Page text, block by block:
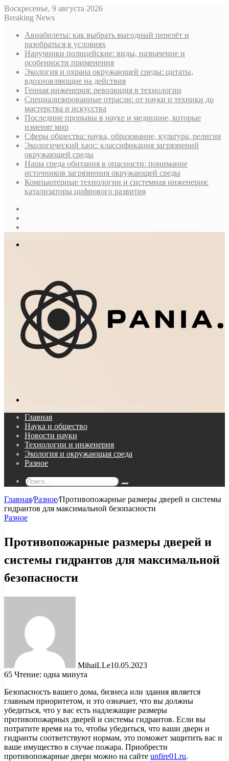
Воскресенье, 9 августа 2026
Breaking News
Авиабилеты: как выбрать выгодный перелёт и
разобраться в условиях
Наручники полицейские: виды, назначение и
особенности применения
Экология и охрана окружающей среды: цитаты,
вдохновляющие на действия
Генная инженерия: революция в технологии
Специализированные отрасли: от науки и техники до
мастерства и искусства
Последние прорывы в науке и медицине, которые
изменят мир
Сферы общества: наука, образование, культура, религия
Экологический хаос: классификация загрязнений
окружающей среды
Наша среда обитания в опасности: понимание
источников загрязнения окружающей среды
Компьютерные технологии и системная инженерия:
катализаторы цифрового развития
Главная
Наука и общество
Новости науки
Технологии и инженерия
Экология и окружающая среда
Разное
Поиск...
Главная/Разное/Противопожарные размеры дверей и системы
гидрантов для максимальной безопасности
Разное
Противопожарные размеры дверей и
системы гидрантов для максимальной
безопасности
MihaiLLe10.05.2023
65 Чтение: одна минута
Безопасность вашего дома, бизнеса или здания является
главным приоритетом, и это означает, что вы должны
убедиться, что у вас есть надлежащие размеры
противопожарных дверей и системы гидрантов. Если вы
потратите время на то, чтобы убедиться, что ваши двери и
гидранты соответствуют нормам, это поможет защитить вас и
ваше имущество в случае пожара. Приобрести
противопожарные двери можно на сайте unfire01.ru.